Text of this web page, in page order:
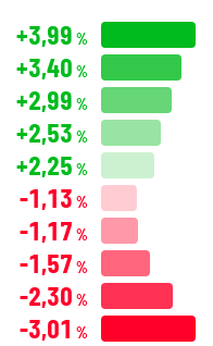
+3,99 %
+3,40 %
+2,99 %
+2,53 %
+2,25 %
-1,13 %
-1,17 %
-1,57 %
-2,30 %
-3,01 %